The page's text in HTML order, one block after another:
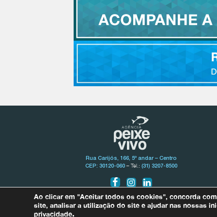
Rua Carijós, 166, 5º andar – Centro
CEP: 30120-060– Tel.: (31) 3207-8500
Ao clicar em "Aceitar todos os cookies", concorda
site, analisar a utilização do site e ajudar nas nossas
privacidade.